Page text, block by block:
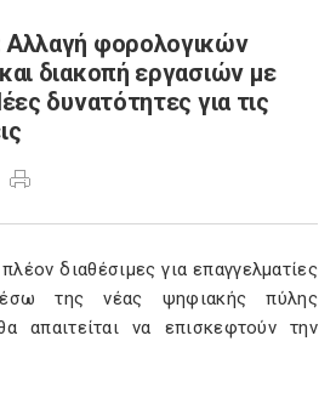
Αλλαγή φορολογικών
διακοπή εργασιών με
δυνατότητες για τις
διαθέσιμες για επαγγελματίες
της νέας ψηφιακής πύλης
απαιτείται να επισκεφτούν την